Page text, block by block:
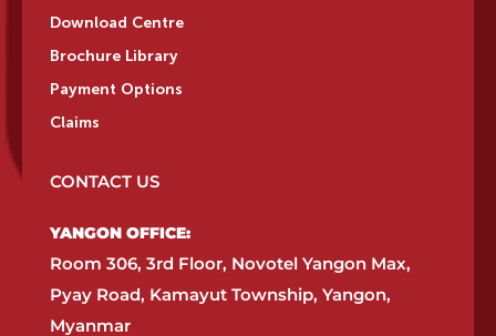
Download Centre
Brochure Library
Payment Options
Claims
CONTACT US
YANGON OFFICE:​
Room 306, 3rd Floor, Novotel Yangon Max,
Pyay Road, Kamayut Township, Yangon,
Myanmar​